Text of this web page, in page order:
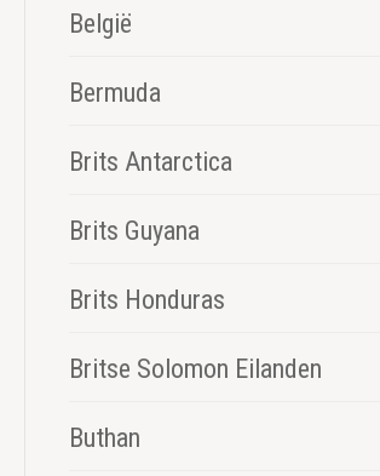
België
Bermuda
Brits Antarctica
Brits Guyana
Brits Honduras
Britse Solomon Eilanden
Buthan